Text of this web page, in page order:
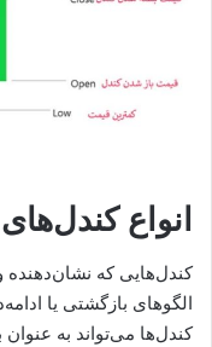
انواع
کندل‌هایی که نشان‌دهنده
الگوهای بازگشتی یا
کندل‌ها می‌تواند به عنوان